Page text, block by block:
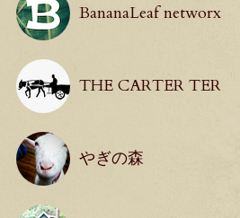
BananaLeaf networx
THE CARTER TER
やぎの森